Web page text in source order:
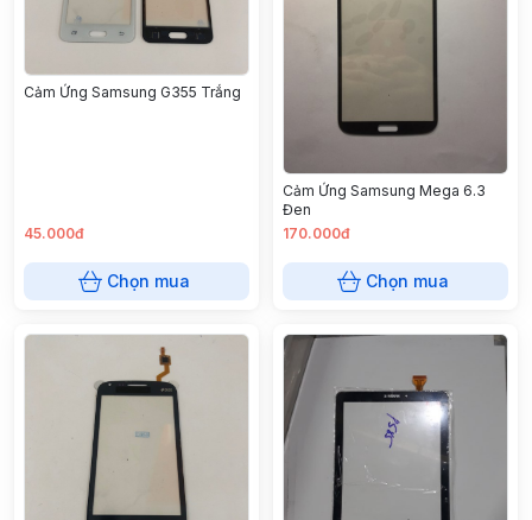
Cảm Ứng Samsung G355 Trắng
45.000đ
Chọn mua
Cảm Ứng Samsung Mega 6.3
Đen
170.000đ
Chọn mua